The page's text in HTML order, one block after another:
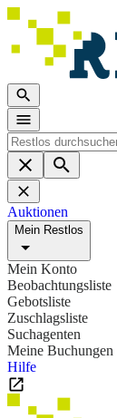
Auktionen
Mein Restlos
Mein Konto
Beobachtungsliste
Gebotsliste
Zuschlagsliste
Suchagenten
Meine Buchungen
Hilfe